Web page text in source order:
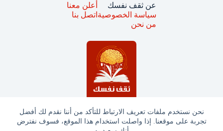
نحن نستخدم ملفات تعريف الارتباط للتأكد من أننا نقدم لك أفضل
تجربة على موقعنا. إذا واصلت استخدام هذا الموقع، فسوف نفترض
جميع الحقوق محفوظة © ثقف نفسك 2025
عن ثقف نفسك
سياسة الخصوصية
من نحن
أعلن معنا
اتصل بنا